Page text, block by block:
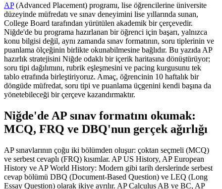
AP(Advanced Placement) programı, lise öğrencilerine üniversite
düzeyinde müfredatı ve sınav deneyimini lise yıllarında sunan,
College Board tarafından yürütülen akademik bir çerçevedir.
Niğde'de bu programa hazırlanan bir öğrenci için başarı, yalnızca
konu bilgisi değil, aynı zamanda sınav formatının, soru tiplerinin ve
puanlama ölçeğinin birlikte okunabilmesine bağlıdır. Bu yazıda AP
hazırlık stratejisini Niğde odaklı bir içerik haritasına dönüştürüyor;
soru tipi dağılımını, rubrik eşleşmesini ve pacing kurgusunu tek
tablo etrafında birleştiriyoruz. Amaç, öğrencinin 10 haftalık bir
döngüde müfredat, soru tipi ve puanlama üçgenini kendi başına da
yönetebileceği bir çerçeve kazandırmaktır.
Niğde'de AP sınav formatını okumak:
MCQ, FRQ ve DBQ'nun gerçek ağırlığı
AP sınavlarının çoğu iki bölümden oluşur: çoktan seçmeli (MCQ)
ve serbest cevaplı (FRQ) kısımlar. AP US History, AP European
History ve AP World History: Modern gibi tarih derslerinde serbest
cevap bölümü DBQ (Document-Based Question) ve LEQ (Long
Essay Question) olarak ikiye ayrılır. AP Calculus AB ve BC, AP